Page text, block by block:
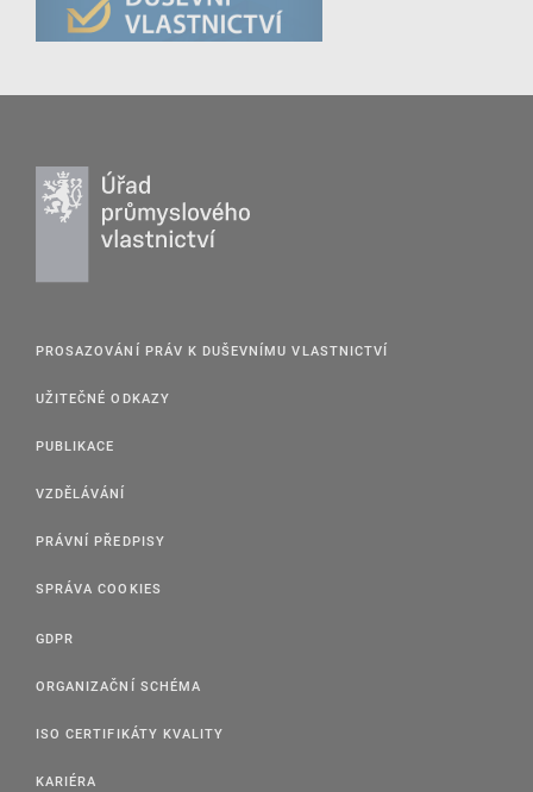
PROSAZOVÁNÍ PRÁV K DUŠEVNÍMU VLASTNICTVÍ
UŽITEČNÉ ODKAZY
PUBLIKACE
VZDĚLÁVÁNÍ
PRÁVNÍ PŘEDPISY
SPRÁVA COOKIES
GDPR
ORGANIZAČNÍ SCHÉMA
ISO CERTIFIKÁTY KVALITY
KARIÉRA